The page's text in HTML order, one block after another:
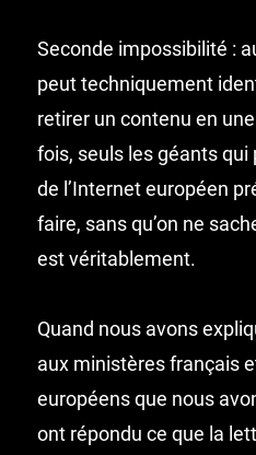
Seconde impossibilité :
peut techniquement
retirer un contenu en
fois, seuls les géants
de l’Internet européen
faire, sans qu’on ne
est véritablement.
Quand nous avons
aux ministères français
européens que nous
ont répondu ce que la